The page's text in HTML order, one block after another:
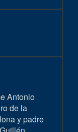
Antonio
de la
y padre